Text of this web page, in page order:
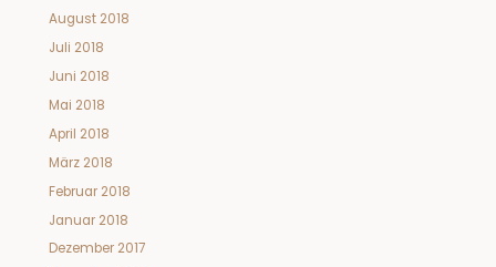
August 2018
Juli 2018
Juni 2018
Mai 2018
April 2018
März 2018
Februar 2018
Januar 2018
Dezember 2017